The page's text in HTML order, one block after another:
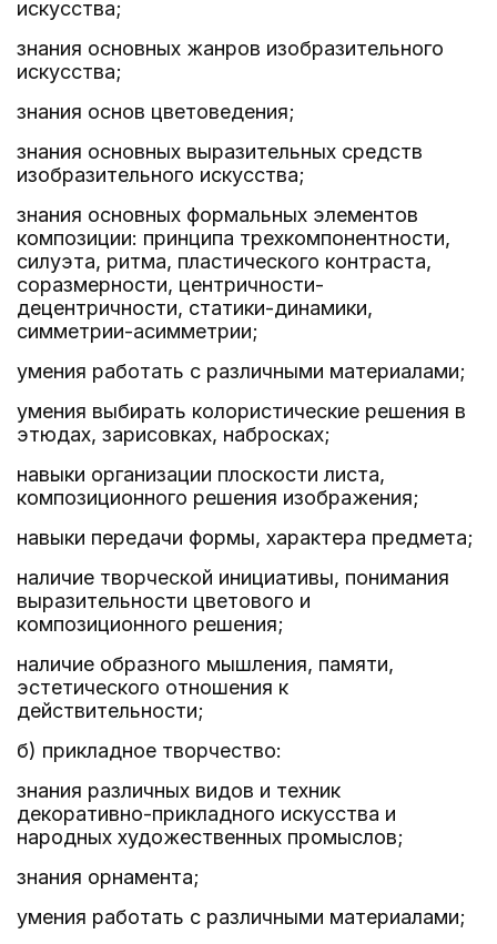
искусства;
знания основных жанров изобразительного
искусства;
знания основ цветоведения;
знания основных выразительных средств
изобразительного искусства;
знания основных формальных элементов
композиции: принципа трехкомпонентности,
силуэта, ритма, пластического контраста,
соразмерности, центричности-
децентричности, статики-динамики,
симметрии-асимметрии;
умения работать с различными материалами;
умения выбирать колористические решения в
этюдах, зарисовках, набросках;
навыки организации плоскости листа,
композиционного решения изображения;
навыки передачи формы, характера предмета;
наличие творческой инициативы, понимания
выразительности цветового и
композиционного решения;
наличие образного мышления, памяти,
эстетического отношения к
действительности;
б) прикладное творчество:
знания различных видов и техник
декоративно-прикладного искусства и
народных художественных промыслов;
знания орнамента;
умения работать с различными материалами;